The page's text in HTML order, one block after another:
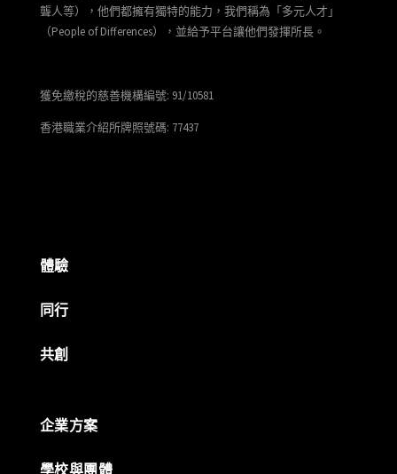
聾人等），他們都擁有獨特的能力，我們稱為「多元人才」
（People of Differences），並給予平台讓他們發揮所長。
獲免繳稅的慈善機構編號: 91/10581
香港職業介紹所牌照號碼: 77437
體驗
同行
共創
企業方案
學校與團體